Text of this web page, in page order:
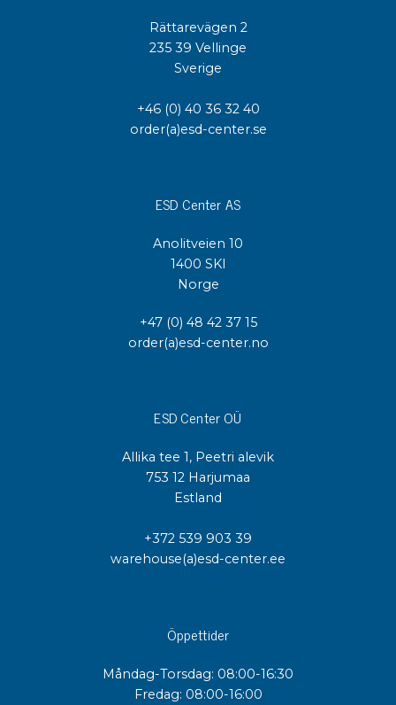
Rättarevägen 2
235 39 Vellinge
Sverige
+46 (0) 40 36 32 40
order(a)esd-center.se
ESD Center AS
Anolitveien 10
1400 SKI
Norge
+47 (0) 48 42 37 15
order(a)esd-center.no
ESD Center OÜ
Allika tee 1, Peetri alevik
753 12 Harjumaa
Estland
+372 539 903 39
warehouse(a)esd-center.ee
Öppettider
Måndag-Torsdag: 08:00-16:30
Fredag: 08:00-16:00